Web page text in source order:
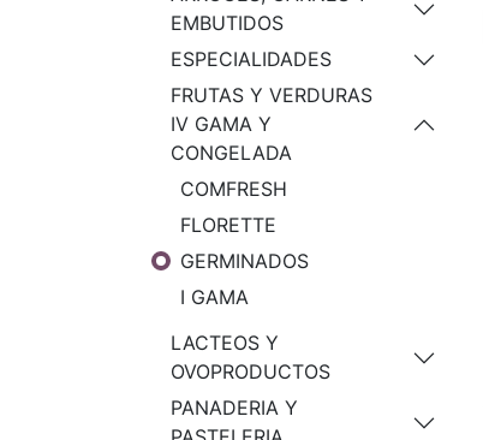
EMBUTIDOS
ESPECIALIDADES
FRUTAS Y VERDURAS
IV GAMA Y
CONGELADA
COMFRESH
FLORETTE
GERMINADOS
I GAMA
LACTEOS Y
OVOPRODUCTOS
PANADERIA Y